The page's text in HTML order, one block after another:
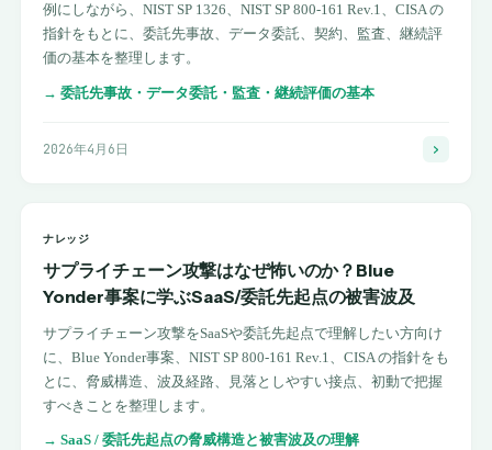
例にしながら、NIST SP 1326、NIST SP 800-161 Rev.1、CISA の
指針をもとに、委託先事故、データ委託、契約、監査、継続評
価の基本を整理します。
→ 委託先事故・データ委託・監査・継続評価の基本
2026年4月6日
ナレッジ
サプライチェーン攻撃はなぜ怖いのか？Blue
Yonder事案に学ぶSaaS/委託先起点の被害波及
サプライチェーン攻撃をSaaSや委託先起点で理解したい方向け
に、Blue Yonder事案、NIST SP 800-161 Rev.1、CISA の指針をも
とに、脅威構造、波及経路、見落としやすい接点、初動で把握
すべきことを整理します。
→ SaaS / 委託先起点の脅威構造と被害波及の理解